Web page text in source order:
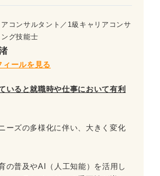
アコンサルタント／1級キャリアコンサ
グ技能士
ィールを見る
いると就職時や仕事において有利
ーズの多様化に伴い、大きく変化
の普及やAI（人工知能）を活用し